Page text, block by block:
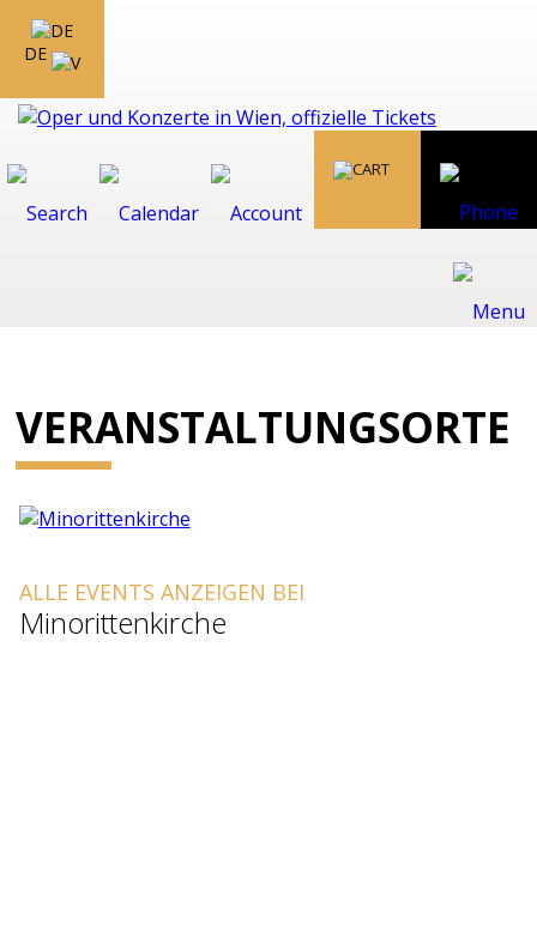
DE
VERANSTALTUNGSORTE
ALLE EVENTS ANZEIGEN BEI
Minorittenkirche